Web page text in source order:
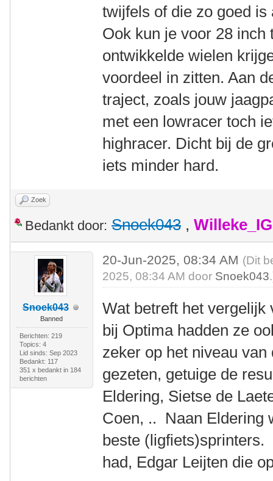
twijfels of die zo goed
Ook kun je voor 28
ontwikkelde wielen
voordeel in zitten. Aan
traject, zoals jouw
met een lowracer toch
highracer. Dicht bij de
iets minder hard.
Zoek
Bedankt door: Snoek043 ,
Snoek043
Banned
Berichten: 219
Topics: 4
Lid sinds: Sep 2023
Bedankt: 117
351 x bedankt in 184
berichten
20-Jun-2025, 08:34 AM (Dit
2025, 08:34 AM door Snoek043
Wat betreft het
bij Optima hadden ze
zeker op het niveau
gezeten, getuige de
Eldering, Sietse de
Coen, .. Naan Eldering
beste (ligfiets)sprinters.
had, Edgar Leijten die